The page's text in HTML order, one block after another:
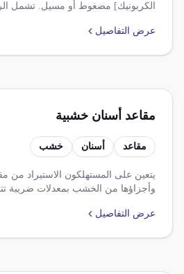
الكربونيك] مضغوط أو مسيل. تشمل
السلع لقوانين مثل اتفاقية التجارة
عرض التفاصيل
مقاعد أسنان خشبية
مقاعد أسنان خشب
يتعين على المستهلكون الاستيراد من
اتفاقية التجارة الحرة الافريقية
عرض التفاصيل